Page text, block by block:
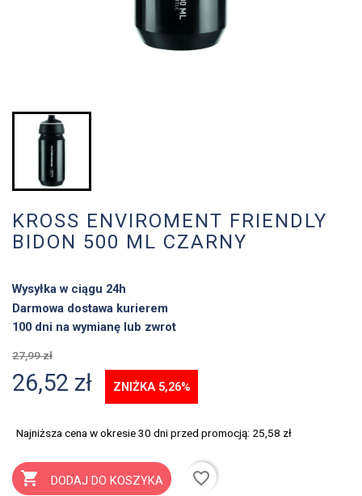
KROSS ENVIROMENT FRIENDLY
BIDON 500 ML CZARNY
Wysyłka w ciągu 24h
Darmowa dostawa kurierem
100 dni na wymianę lub zwrot
27,99 zł
26,52 zł ZNIŻKA 5,26%
Najniższa cena w okresie 30 dni przed promocją: 25,58 zł
 DODAJ DO KOSZYKA
favorite_border